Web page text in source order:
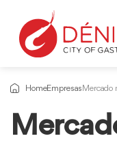
HomeEmpresas Mercado